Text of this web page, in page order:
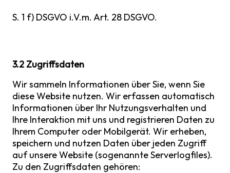
S. 1 f) DSGVO i.V.m. Art. 28 DSGVO.
3.2 Zugriffsdaten
Wir sammeln Informationen über Sie, wenn Sie
diese Website nutzen. Wir erfassen automatisch
Informationen über Ihr Nutzungsverhalten und
Ihre Interaktion mit uns und registrieren Daten zu
Ihrem Computer oder Mobilgerät. Wir erheben,
speichern und nutzen Daten über jeden Zugriff
auf unsere Website (sogenannte Serverlogfiles).
Zu den Zugriffsdaten gehören: